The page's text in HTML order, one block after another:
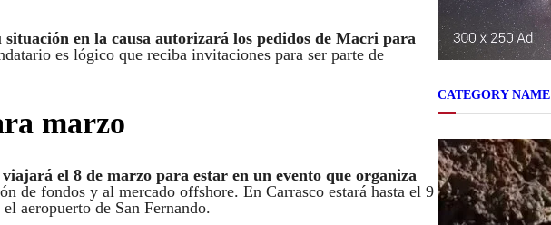
en la causa autorizará los pedidos de Macri para
es lógico que reciba invitaciones para ser parte de
marzo
el 8 de marzo para estar en un evento que organiza
de fondos y al mercado offshore. En Carrasco estará hasta el 9
aeropuerto de San Fernando.
CATEGORY NAME